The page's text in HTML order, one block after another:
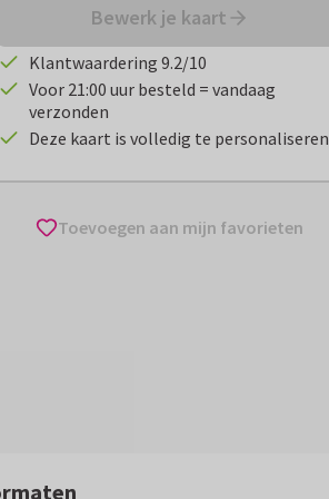
Bewerk je kaart
Klantwaardering 9.2/10
Voor 21:00 uur besteld = vandaag
verzonden
Deze kaart is volledig te personaliseren
Toevoegen aan mijn favorieten